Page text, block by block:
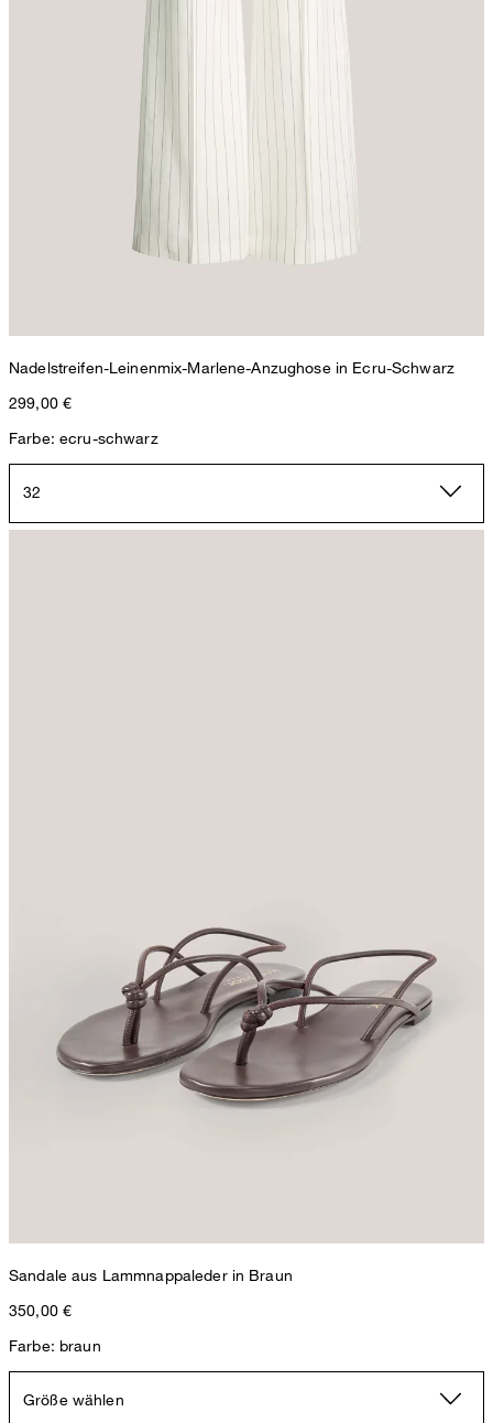
Nadelstreifen-Leinenmix-Marlene-Anzughose in Ecru-Schwarz
299,00 €
Farbe: ecru-schwarz
32
Sandale aus Lammnappaleder in Braun
350,00 €
Farbe: braun
Größe wählen